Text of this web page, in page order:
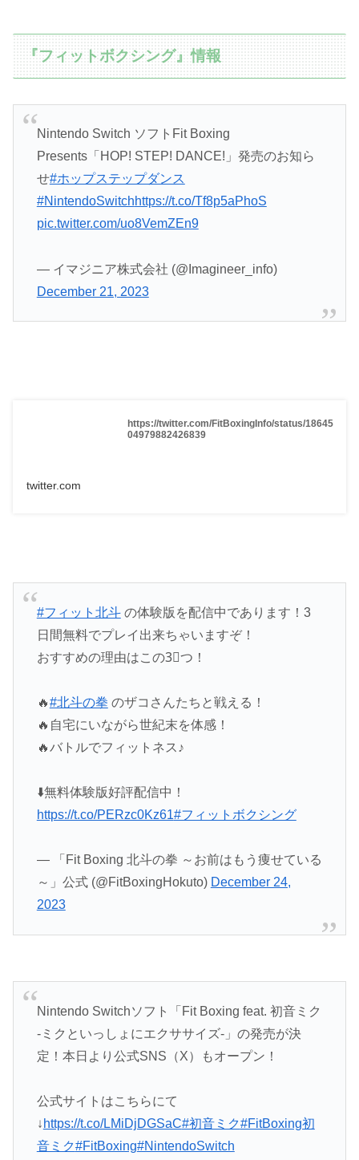
『フィットボクシング』情報
Nintendo Switch ソフトFit Boxing
Presents「HOP! STEP! DANCE!」発売のお知ら
せ#ホップステップダンス
#NintendoSwitchhttps://t.co/Tf8p5aPhoS
pic.twitter.com/uo8VemZEn9
— イマジニア株式会社 (@Imagineer_info)
December 21, 2023
https://twitter.com/FitBoxingInfo/status/18645
04979882426839
twitter.com
#フィット北斗の体験版を配信中であります！3
日間無料でプレイ出来ちゃいますぞ！
おすすめの理由はこの3⃣つ！
🔥#北斗の拳 のザコさんたちと戦える！
🔥自宅にいながら世紀末を体感！
🔥バトルでフィットネス♪
⬇️無料体験版好評配信中！
https://t.co/PERzc0Kz61#フィットボクシング
— 「Fit Boxing 北斗の拳 ～お前はもう痩せている
～」公式 (@FitBoxingHokuto) December 24,
2023
Nintendo Switchソフト「Fit Boxing feat. 初音ミク
-ミクといっしょにエクササイズ-」の発売が決
定！本日より公式SNS（X）もオープン！
公式サイトはこちらにて
↓ https://t.co/LMiDjDGSaC#初音ミク#FitBoxing初
音ミク#FitBoxing#NintendoSwitch